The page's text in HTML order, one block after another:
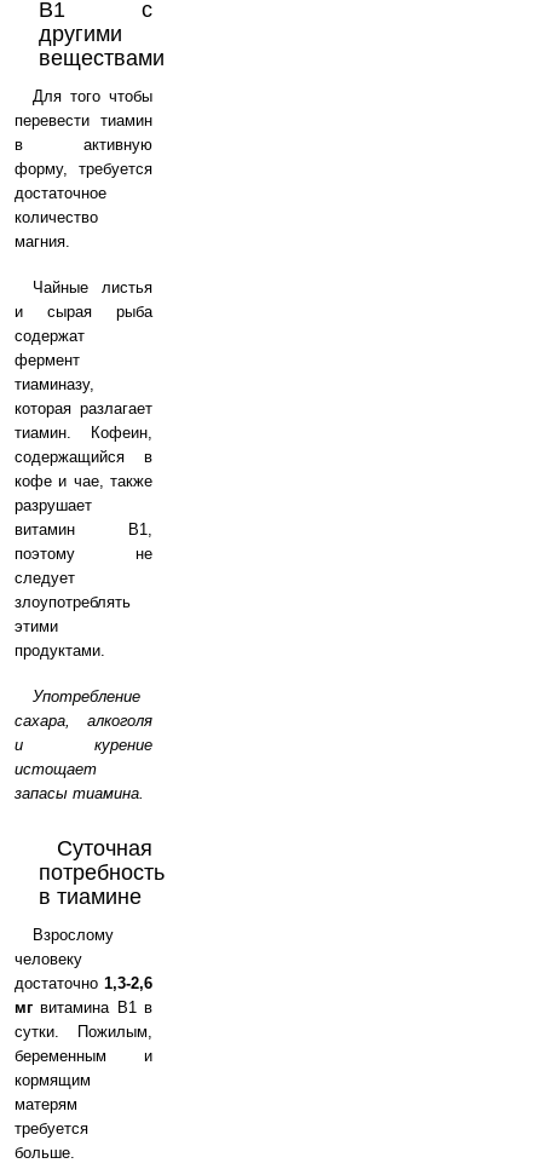
B1 с
другими
веществами
Для того чтобы
перевести тиамин
в активную
форму, требуется
достаточное
количество
магния.
Чайные листья
и сырая рыба
содержат
фермент
тиаминазу,
которая разлагает
тиамин. Кофеин,
содержащийся в
кофе и чае, также
разрушает
витамин B1,
поэтому не
следует
злоупотреблять
этими
продуктами.
Употребление
сахара, алкоголя
и курение
истощает
запасы тиамина.
Суточная
потребность
в тиамине
Взрослому
человеку
достаточно 1,3-2,6
мг витамина В1 в
сутки. Пожилым,
беременным и
кормящим
матерям
требуется
больше.